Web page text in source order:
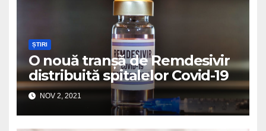
ȘTIRI
O nouă tranșă de Remdesivir
distribuită spitalelor Covid-19
NOV 2, 2021